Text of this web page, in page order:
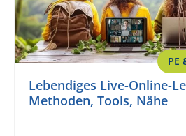
PE
Lebendiges Live-Online-
Methoden, Tools, Nähe